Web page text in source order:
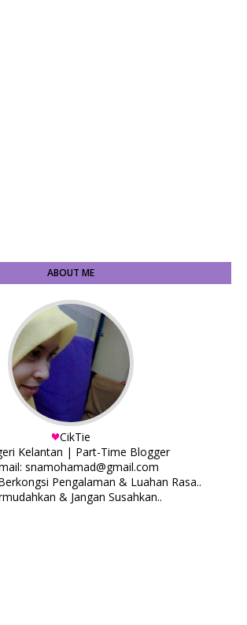
ABOUT ME
CikTie
Kelantan | Part-Time Blogger
snamohamad@gmail.com
Pengalaman & Luahan Rasa..
& Jangan Susahkan..